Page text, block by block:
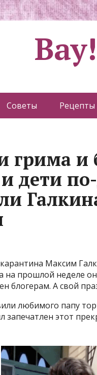
Советы Рецепты
грима и
и дети
Максим
на прошлой неделе
блогерам. А свой
любимого папу
запечатлен этот